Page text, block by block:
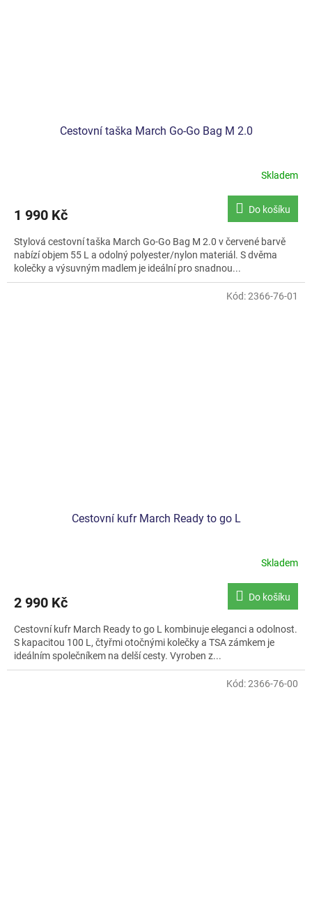
Cestovní taška March Go-Go Bag M 2.0
je
z
5
hvězdiček.
Skladem
1 990 Kč Do košíku
Stylová cestovní taška March Go-Go Bag M 2.0 v červené barvě
nabízí objem 55 L a odolný polyester/nylon materiál. S dvěma
kolečky a výsuvným madlem je ideální pro snadnou...
Cestovní kufr March Ready to go L
Skladem
2 990 Kč Do košíku
Cestovní kufr March Ready to go L kombinuje eleganci a odolnost.
S kapacitou 100 L, čtyřmi otočnými kolečky a TSA zámkem je
ideálním společníkem na delší cesty. Vyroben z...
Kód:2366-76-01
Kód:2366-76-00